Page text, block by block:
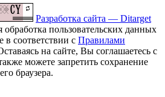
Разработка сайта — Ditarget
обработка пользовательских данных
в соответствии с Правилами
на сайте, Вы соглашаетесь с
можете запретить сохранение
браузера.